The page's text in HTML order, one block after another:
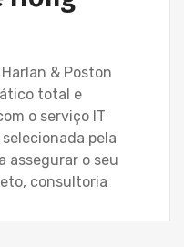
& Poston
total e
o serviço IT
pela
assegurar o seu
consultoria